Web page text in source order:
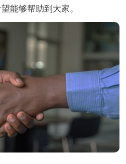
能够帮助到大家。